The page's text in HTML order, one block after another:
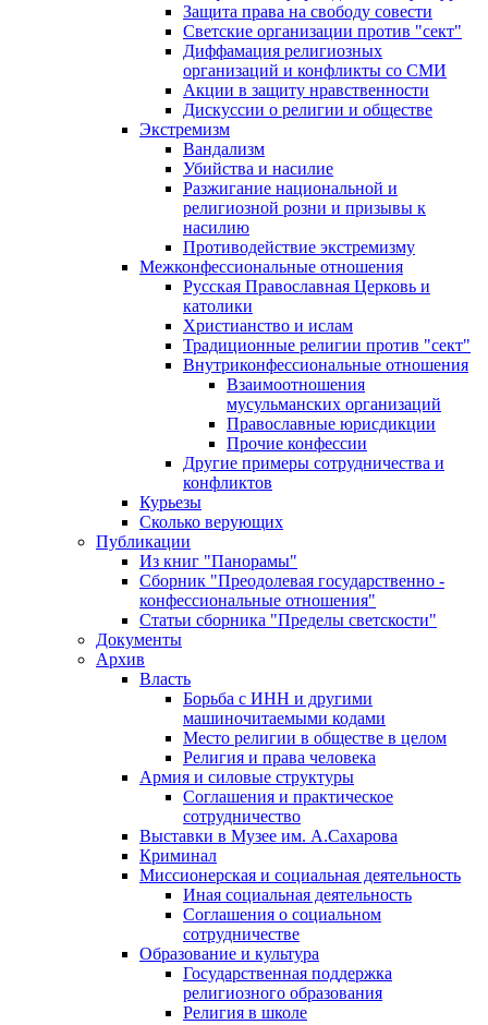
Защита права на свободу совести
Светские организации против "сект"
Диффамация религиозных
организаций и конфликты со СМИ
Акции в защиту нравственности
Дискуссии о религии и обществе
Экстремизм
Вандализм
Убийства и насилие
Разжигание национальной и
религиозной розни и призывы к
насилию
Противодействие экстремизму
Межконфессиональные отношения
Русская Православная Церковь и
католики
Христианство и ислам
Традиционные религии против "сект"
Внутриконфессиональные отношения
Взаимоотношения
мусульманских организаций
Православные юрисдикции
Прочие конфессии
Другие примеры сотрудничества и
конфликтов
Курьезы
Сколько верующих
Публикации
Из книг "Панорамы"
Сборник "Преодолевая государственно -
конфессиональные отношения"
Статьи сборника "Пределы светскости"
Документы
Архив
Власть
Борьба с ИНН и другими
машиночитаемыми кодами
Место религии в обществе в целом
Религия и права человека
Армия и силовые структуры
Соглашения и практическое
сотрудничество
Выставки в Музее им. А.Сахарова
Криминал
Миссионерская и социальная деятельность
Иная социальная деятельность
Соглашения о социальном
сотрудничестве
Образование и культура
Государственная поддержка
религиозного образования
Религия в школе